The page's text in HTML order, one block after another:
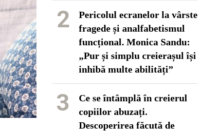
2
Pericolul ecranelor la vârste
fragede și analfabetismul
funcțional. Monica Sandu:
„Pur și simplu creierașul își
inhibă multe abilități”
3
Ce se întâmplă în creierul
copiilor abuzați.
Descoperirea făcută de